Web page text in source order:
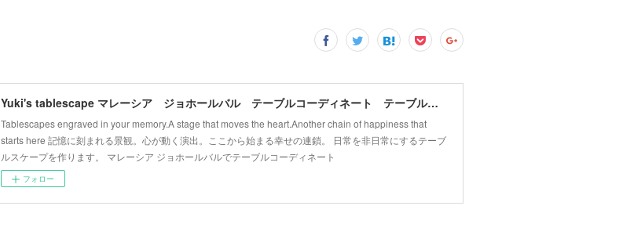
Yuki's tablescape マレーシア ジョホールバル テーブルコーディネート テーブルから幸せの連鎖広げます。
Tablescapes engraved in your memory.A stage that moves the heart.Another chain of happiness that
starts here 記憶に刻まれる景観。心が動く演出。ここから始まる幸せの連鎖。 日常を非日常にするテーブ
ルスケープを作ります。 マレーシア ジョホールバルでテーブルコーディネート
フォロー